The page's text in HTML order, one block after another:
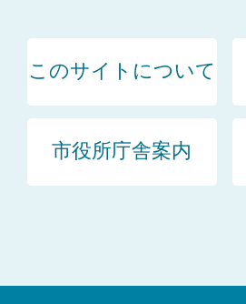
このサイトについて
市役所庁舎案内